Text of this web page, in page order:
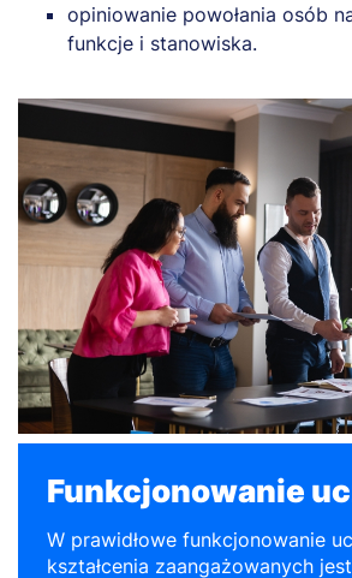
opiniowanie powołania osób
funkcje i stanowiska.
Funkcjonowanie
W prawidłowe funkcjonowanie
kształcenia zaangażowanych